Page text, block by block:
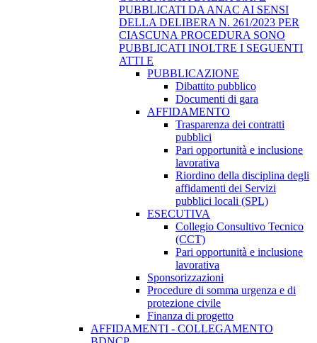
PUBBLICATI DA ANAC AI SENSI
DELLA DELIBERA N. 261/2023 PER
CIASCUNA PROCEDURA SONO
PUBBLICATI INOLTRE I SEGUENTI
ATTI E
PUBBLICAZIONE
Dibattito pubblico
Documenti di gara
AFFIDAMENTO
Trasparenza dei contratti
pubblici
Pari opportunità e inclusione
lavorativa
Riordino della disciplina degli
affidamenti dei Servizi
pubblici locali (SPL)
ESECUTIVA
Collegio Consultivo Tecnico
(CCT)
Pari opportunità e inclusione
lavorativa
Sponsorizzazioni
Procedure di somma urgenza e di
protezione civile
Finanza di progetto
AFFIDAMENTI - COLLEGAMENTO